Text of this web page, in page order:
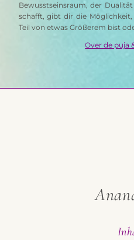
Bewusstseinsraum, der
schafft, gibt dir die
Teil von etwas Größerem bist
Over de puja